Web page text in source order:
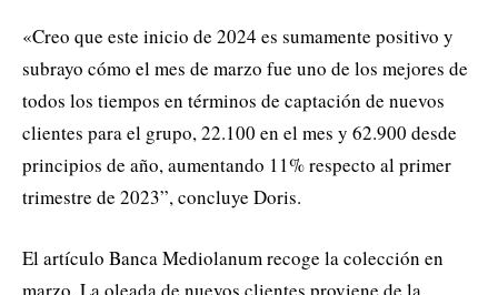
«Creo que este inicio de 2024 es sumamente positivo y
subrayo cómo el mes de marzo fue uno de los mejores de
todos los tiempos en términos de captación de nuevos
clientes para el grupo, 22.100 en el mes y 62.900 desde
principios de año, aumentando 11% respecto al primer
trimestre de 2023”, concluye Doris.
El artículo Banca Mediolanum recoge la colección en
marzo. La oleada de nuevos clientes proviene de la